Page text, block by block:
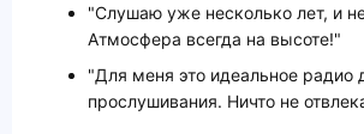
"Слушаю уже несколько лет, и
Атмосфера всегда на высоте!"
"Для меня это идеальное радио
прослушивания. Ничто не